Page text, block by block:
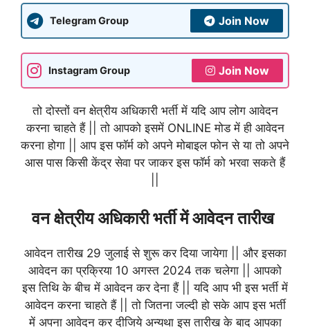
Telegram Group Join Now
Instagram Group Join Now
तो दोस्तों वन क्षेत्रीय अधिकारी भर्ती में यदि आप लोग आवेदन
करना चाहते हैं || तो आपको इसमें ONLINE मोड में ही आवेदन
करना होगा || आप इस फॉर्म को अपने मोबाइल फोन से या तो अपने
आस पास किसी केंद्र सेवा पर जाकर इस फॉर्म को भरवा सकते हैं
वन क्षेत्रीय अधिकारी भर्ती में आवेदन तारीख
आवेदन तारीख 29 जुलाई से शुरू कर दिया जायेगा || और इसका
आवेदन का प्रक्रिया 10 अगस्त 2024 तक चलेगा || आपको
इस तिथि के बीच में आवेदन कर देना हैं || यदि आप भी इस भर्ती में
आवेदन करना चाहते हैं || तो जितना जल्दी हो सके आप इस भर्ती
में अपना आवेदन कर दीजिये अन्यथा इस तारीख के बाद आपका